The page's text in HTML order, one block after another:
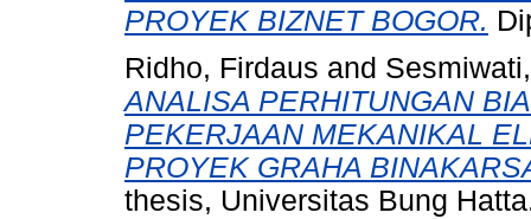
PROYEK BIZNET BOGOR.
Ridho, Firdaus and
ANALISA PERHITUNGAN
PEKERJAAN MEKANIKAL
PROYEK GRAHA
thesis, Universitas Bung